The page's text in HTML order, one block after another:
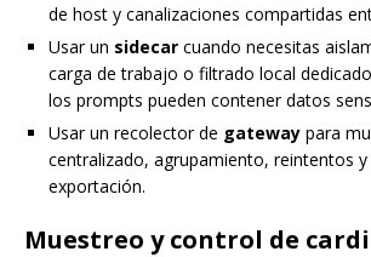
de host y canalizaciones compartidas
Usar un sidecar cuando necesitas
carga de trabajo o filtrado local
los prompts pueden contener datos
Usar un recolector de gateway para
centralizado, agrupamiento, reintentos
exportación.
Muestreo y control de